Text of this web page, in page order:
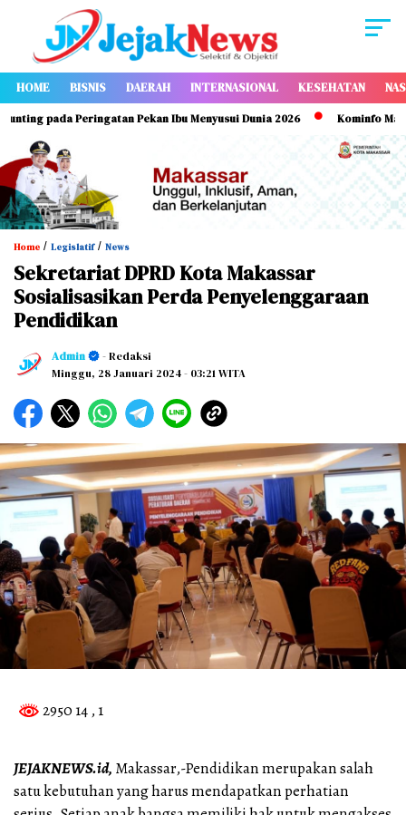
HOME BISNIS DAERAH INTERNASIONAL KESEHATAN
pada Peringatan Pekan Ibu Menyusui Dunia 2026 Kominfo
Home / Legislatif/ News
Sekretariat DPRD Kota Makassar
Sosialisasikan Perda Penyelenggaraan
Pendidikan
Admin
- Redaksi
Minggu, 28 Januari 2024- 03:21 WITA
2950 14 , 1
JEJAKNEWS.id, Makassar,-Pendidikan merupakan salah
satu kebutuhan yang harus mendapatkan perhatian